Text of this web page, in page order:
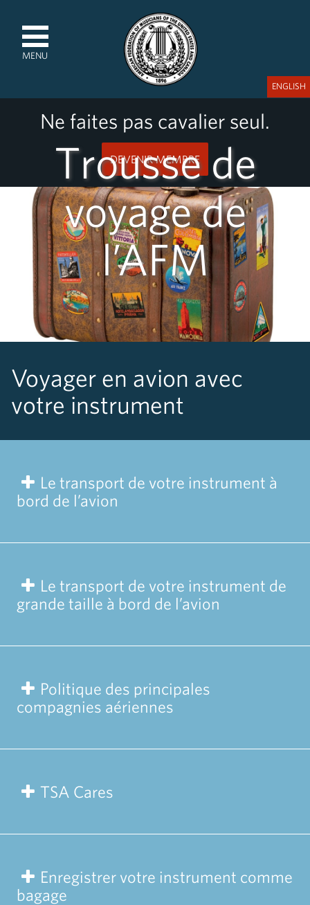
MENU
Ne faites pas cavalier seul.
DEVENIR MEMBRE
ENGLISH
Trousse de
voyage de
l’AFM
Voyager en avion avec
votre instrument
Le transport de votre instrument à
bord de l’avion
Le transport de votre instrument de
grande taille à bord de l’avion
Politique des principales
compagnies aériennes
TSA Cares
Enregistrer votre instrument comme
bagage